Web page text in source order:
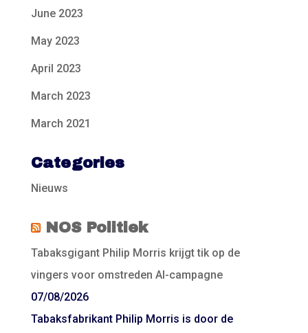
June 2023
May 2023
April 2023
March 2023
March 2021
Categories
Nieuws
NOS Politiek
Tabaksgigant Philip Morris krijgt tik op de
vingers voor omstreden AI-campagne
07/08/2026
Tabaksfabrikant Philip Morris is door de